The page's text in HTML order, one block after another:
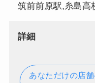
筑前前原駅,糸島高
詳細
あなただけの店